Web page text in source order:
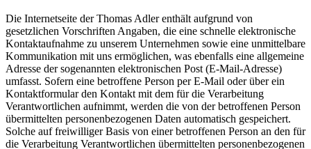
Die Internetseite der Thomas Adler enthält aufgrund von
gesetzlichen Vorschriften Angaben, die eine schnelle elektronische
Kontaktaufnahme zu unserem Unternehmen sowie eine unmittelbare
Kommunikation mit uns ermöglichen, was ebenfalls eine allgemeine
Adresse der sogenannten elektronischen Post (E-Mail-Adresse)
umfasst. Sofern eine betroffene Person per E-Mail oder über ein
Kontaktformular den Kontakt mit dem für die Verarbeitung
Verantwortlichen aufnimmt, werden die von der betroffenen Person
übermittelten personenbezogenen Daten automatisch gespeichert.
Solche auf freiwilliger Basis von einer betroffenen Person an den für
die Verarbeitung Verantwortlichen übermittelten personenbezogenen